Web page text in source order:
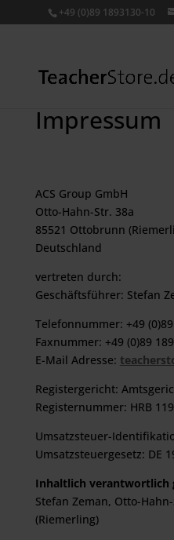
+49 (0)89 1893130-10
Impressum
ACS Group GmbH
Otto-Hahn-Str. 38a
85521 Ottobrunn
Deutschland
vertreten durch:
Geschäftsführer: Stefan
Telefonnummer: +49
Faxnummer: +49 (0)89
E-Mail Adresse:
Registergericht:
Registernummer: HRB
Umsatzsteuer-
Umsatzsteuergesetz: DE
Inhaltlich verantwortlich
Stefan Zeman, Otto-
(Riemerling)